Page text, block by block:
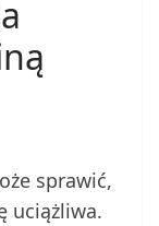
sprawić,
uciążliwa.